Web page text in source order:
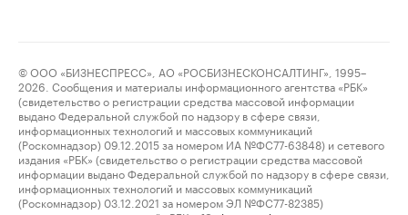
© ООО «БИЗНЕСПРЕСС», АО «РОСБИЗНЕСКОНСАЛТИНГ», 1995–
2026. Сообщения и материалы информационного агентства «РБК»
(свидетельство о регистрации средства массовой информации
выдано Федеральной службой по надзору в сфере связи,
информационных технологий и массовых коммуникаций
(Роскомнадзор) 09.12.2015 за номером ИА №ФС77-63848) и сетевого
издания «РБК» (свидетельство о регистрации средства массовой
информации выдано Федеральной службой по надзору в сфере связи,
информационных технологий и массовых коммуникаций
(Роскомнадзор) 03.12.2021 за номером ЭЛ №ФС77-82385)